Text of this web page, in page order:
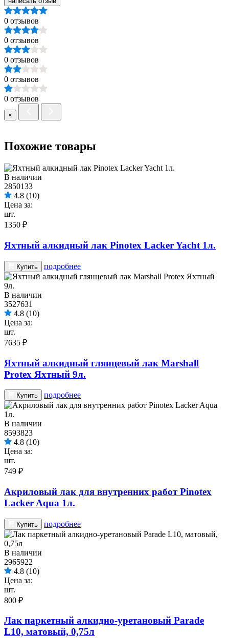
0 отзывов
0 отзывов
0 отзывов
0 отзывов
0 отзывов
×
Похожие товары
В наличии
2850133
4.8 (10)
Цена за:
шт.
1350 ₽
Яхтный алкидный лак Pinotex Lacker Yacht 1л.
Купить подробнее
В наличии
3527631
4.8 (10)
Цена за:
шт.
7635 ₽
Яхтный алкидный глянцевый лак Marshall
Protex Яхтный 9л.
Купить подробнее
В наличии
8593823
4.8 (10)
Цена за:
шт.
749 ₽
Акриловый лак для внутренних работ Pinotex
Lacker Aqua 1л.
Купить подробнее
В наличии
2965922
4.8 (10)
Цена за:
шт.
800 ₽
Лак паркетный алкидно-уретановый Parade
L10, матовый, 0,75л